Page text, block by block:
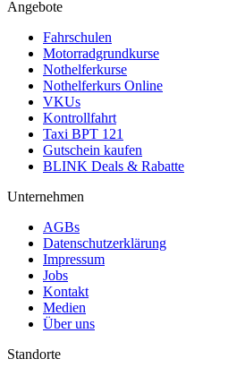
Angebote
Fahrschulen
Motorradgrundkurse
Nothelferkurse
Nothelferkurs Online
VKUs
Kontrollfahrt
Taxi BPT 121
Gutschein kaufen
BLINK Deals & Rabatte
Unternehmen
AGBs
Datenschutzerklärung
Impressum
Jobs
Kontakt
Medien
Über uns
Standorte